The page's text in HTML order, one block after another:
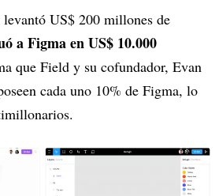
US$ 200 millones de
a Figma en US$ 10.000
que Field y su cofundador, Evan
cada uno 10% de Figma, lo